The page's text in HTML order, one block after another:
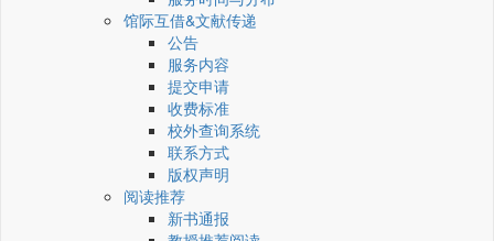
馆际互借&文献传递
公告
服务内容
提交申请
收费标准
校外查询系统
联系方式
版权声明
阅读推荐
新书通报